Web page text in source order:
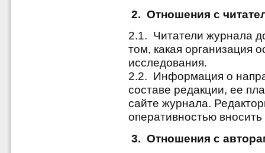
2. Отношения с
2.1. Читатели журнала
том, какая организация
исследования.
2.2. Информация о
составе редакции, ее
сайте журнала.
оперативностью
3. Отношения с